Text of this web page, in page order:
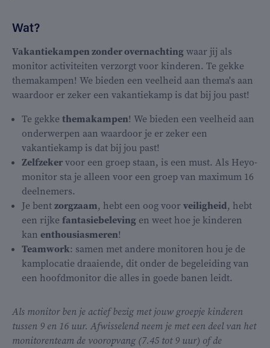
Wat?
Vakantiekampen zonder overnachtingwaar jij als
monitor activiteiten verzorgt voor kinderen. Te gekke
themakampen! We bieden een veelheid aan thema's aan
waardoor er zeker een vakantiekamp is dat bij jou past!
Te gekke themakampen! We bieden een veelheid aan
onderwerpen aan waardoor je er zeker een
vakantiekamp is dat bij jou past!
Zelfzekervoor een groep staan, is een must. Als Heyo-
monitor sta je alleen voor een groep van maximum 16
deelnemers.
Je bentzorgzaam, hebt een oog voorveiligheid, hebt
een rijke fantasiebeleving en weet hoe je kinderen
kan enthousiasmeren!
Teamwork: samen met andere monitoren hou je de
kamplocatie draaiende, dit onder de begeleiding van
een hoofdmonitor die alles in goede banen leidt.
Als monitor ben je actief bezig met jouw groepje kinderen
tussen 9 en 16 uur. Afwisselend neem je met een deel van het
monitorenteam de vooropvang (7.45 tot 9 uur) of de